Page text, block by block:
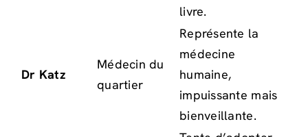
livre.
Dr Katz
Médecin du
quartier
Représente la
médecine
humaine,
impuissante mais
bienveillante.